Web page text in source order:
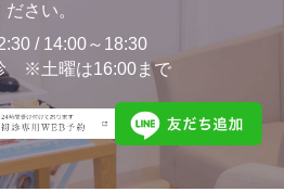
ださい。
/ 14:00～18:30
※土曜は16:00まで